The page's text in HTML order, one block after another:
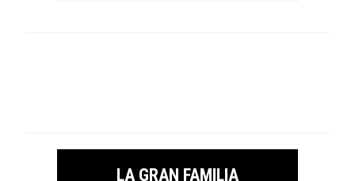
LA GRAN FAMILIA